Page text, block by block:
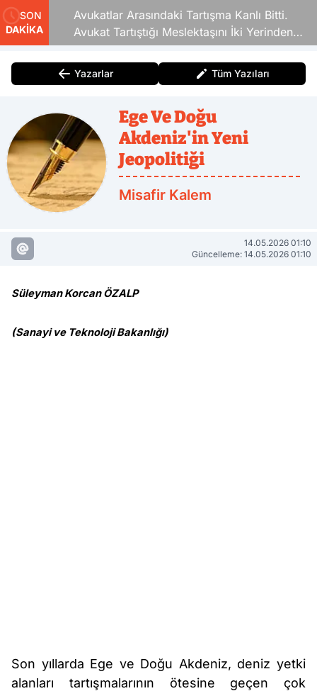
SON
DAKİKA
Avukatlar Arasındaki Tartışma Kanlı Bitti.
Avukat Tartıştığı Meslektaşını İki Yerinden
Vurdu
Yazarlar Tüm Yazıları
Ege Ve Doğu
Akdeniz'in Yeni
Jeopolitiği
Misafir Kalem
14.05.2026 01:10
Güncelleme: 14.05.2026 01:10
Süleyman Korcan ÖZALP
(Sanayi ve Teknoloji Bakanlığı)
Son yıllarda Ege ve Doğu Akdeniz, deniz yetki
alanları tartışmalarının ötesine geçen çok